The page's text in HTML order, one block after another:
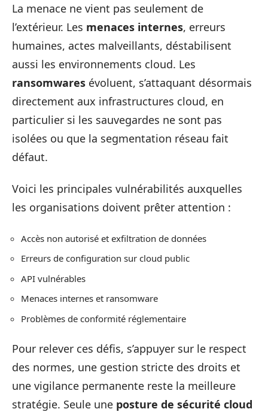
La menace ne vient pas seulement de
l’extérieur. Les menaces internes, erreurs
humaines, actes malveillants, déstabilisent
aussi les environnements cloud. Les
ransomwares évoluent, s’attaquant désormais
directement aux infrastructures cloud, en
particulier si les sauvegardes ne sont pas
isolées ou que la segmentation réseau fait
défaut.
Voici les principales vulnérabilités auxquelles
les organisations doivent prêter attention :
Accès non autorisé et exfiltration de données
Erreurs de configuration sur cloud public
API vulnérables
Menaces internes et ransomware
Problèmes de conformité réglementaire
Pour relever ces défis, s’appuyer sur le respect
des normes, une gestion stricte des droits et
une vigilance permanente reste la meilleure
stratégie. Seule une posture de sécurité cloud